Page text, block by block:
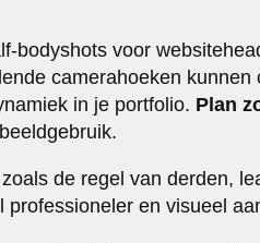
bodyshots voor
camerahoeken kunnen
in je portfolio. Plan
de regel van derden,
en visueel